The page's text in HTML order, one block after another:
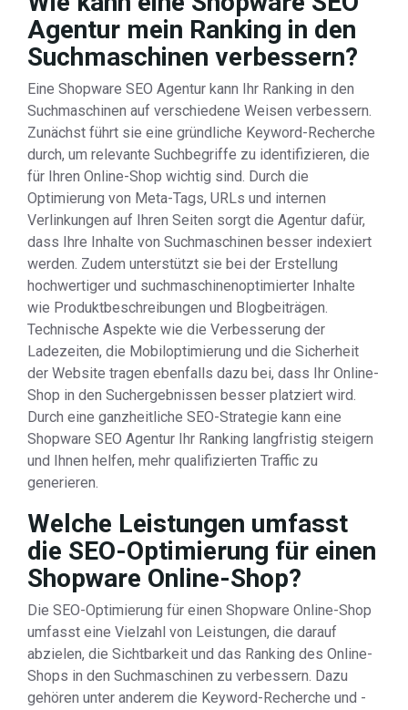
Agentur mein Ranking in den
Suchmaschinen verbessern?
Eine Shopware SEO Agentur kann Ihr Ranking in den
Suchmaschinen auf verschiedene Weisen verbessern.
Zunächst führt sie eine gründliche Keyword-Recherche
durch, um relevante Suchbegriffe zu identifizieren, die
für Ihren Online-Shop wichtig sind. Durch die
Optimierung von Meta-Tags, URLs und internen
Verlinkungen auf Ihren Seiten sorgt die Agentur dafür,
dass Ihre Inhalte von Suchmaschinen besser indexiert
werden. Zudem unterstützt sie bei der Erstellung
hochwertiger und suchmaschinenoptimierter Inhalte
wie Produktbeschreibungen und Blogbeiträgen.
Technische Aspekte wie die Verbesserung der
Ladezeiten, die Mobiloptimierung und die Sicherheit
der Website tragen ebenfalls dazu bei, dass Ihr Online-
Shop in den Suchergebnissen besser platziert wird.
Durch eine ganzheitliche SEO-Strategie kann eine
Shopware SEO Agentur Ihr Ranking langfristig steigern
und Ihnen helfen, mehr qualifizierten Traffic zu
generieren.
Welche Leistungen umfasst
die SEO-Optimierung für einen
Shopware Online-Shop?
Die SEO-Optimierung für einen Shopware Online-Shop
umfasst eine Vielzahl von Leistungen, die darauf
abzielen, die Sichtbarkeit und das Ranking des Online-
Shops in den Suchmaschinen zu verbessern. Dazu
gehören unter anderem die Keyword-Recherche und -